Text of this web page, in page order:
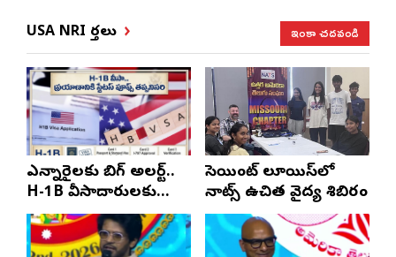
USA NRI వార్తలు ఇంకా చదవండి
ఎన్నారైలకు బిగ్ అలర్ట్..
H-1B వీసాదారులకు
ప్రయాణ సమయంలో
స్టేటస్ ప్రూఫ్స్ తప్పనిసరి..!
సెయింట్ లూయిస్‌లో
నాట్స్ ఉచిత వైద్య శిబిరం